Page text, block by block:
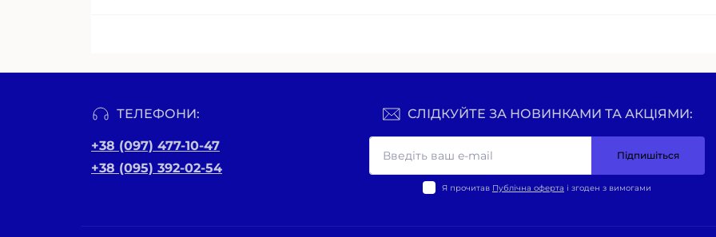
ТЕЛЕФОНИ:
+38 (097) 477-10-47
+38 (095) 392-02-54
СЛІДКУЙТЕ ЗА НОВИНКАМИ ТА АКЦІЯМИ:
Підпишіться
Я прочитав Публічна оферта і згоден з вимогами